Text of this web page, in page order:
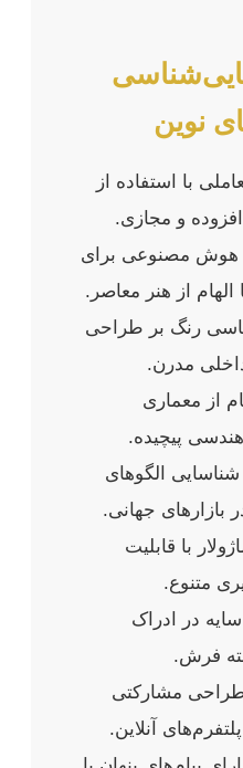
نوین
با استفاده از
و مجازی.
هوش مصنوعی برای
از هنر معاصر.
رنگ بر طراحی
مدرن.
از معماری
پیچیده.
شناسایی الگوهای
بازارهای جهانی.
با قابلیت
متنوع.
در ادراک
فرش.
مشارکتی
آنلاین.